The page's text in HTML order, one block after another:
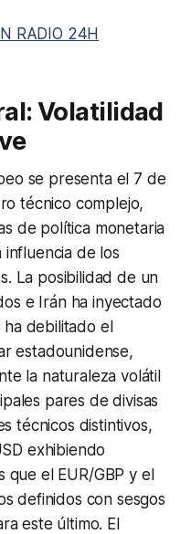
RADIO 24H
Volatilidad
se presenta el 7 de
técnico complejo,
de política monetaria
influencia de los
La posibilidad de un
e Irán ha inyectado
ha debilitado el
estadounidense,
la naturaleza volátil
pares de divisas
técnicos distintivos,
exhibiendo
que el EUR/GBP y el
definidos con sesgos
este último. El